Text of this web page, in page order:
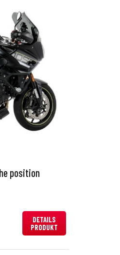
position
DETAILS
PRODUKT